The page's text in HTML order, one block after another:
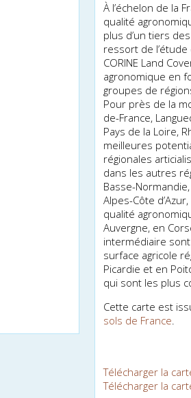
À l’échelon de la
qualité
plus d’un tiers
ressort de
CORINE Land
agronomique en
groupes de
Pour près de la
de-France,
Pays de la Loire,
meilleures
régionales
dans les autres
Basse-
Alpes-Côte
qualité
Auvergne, en
intermédiaire sont
surface agricole
Picardie et en
qui sont les plus
Cette carte est
sols de France.
Télécharger la
Télécharger la